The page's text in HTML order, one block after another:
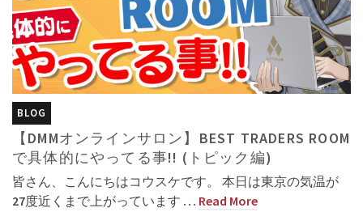
BLOG
【DMMオンラインサロン】BEST TRADERS ROOM
で具体的にやってる事!! (トピック編)
皆さん、こんにちはコウスケです。 本日は東京の気温が
27度近くまで上がっています … Read More